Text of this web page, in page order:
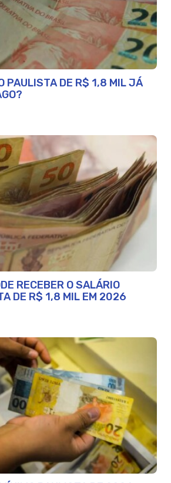
PAULISTA DE R$ 1,8 MIL JÁ
RECEBER O SALÁRIO
DE R$ 1,8 MIL EM 2026